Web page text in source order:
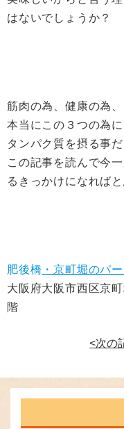
はないでしょうか？
筋肉の為、健康の為
本当にこの３つの為
タンパク質を摂る事
この記事を読んで今
るきっかけになればと
肥後橋 ・京町堀のパ
大阪府大阪市西区京
階
<次の